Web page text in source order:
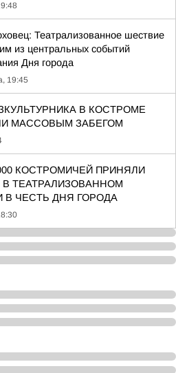
Театрализованное шествие
из центральных событий
Дня города
19:45
В КОСТРОМЕ
МАССОВЫМ ЗАБЕГОМ
КОСТРОМИЧЕЙ ПРИНЯЛИ
В ТЕАТРАЛИЗОВАННОМ
В ЧЕСТЬ ДНЯ ГОРОДА